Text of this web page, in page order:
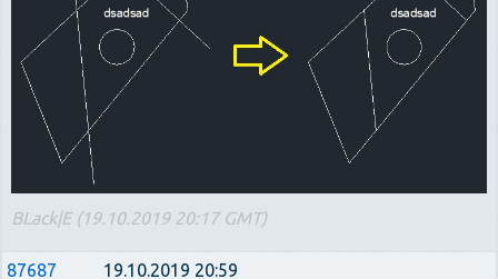
BLack|E (19.10.2019 20:17 GMT)
87687 19.10.2019 20:59